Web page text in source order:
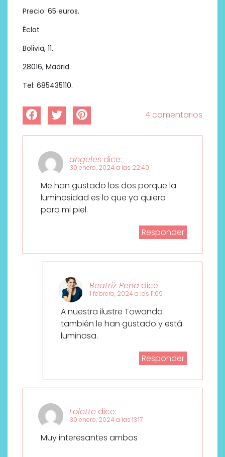
Precio: 65 euros.
Éclat
Bolivia, 11.
28016, Madrid.
Tel: 685435110.
4 comentarios
angeles dice:
30 enero, 2024 a las 22:40
Me han gustado los dos porque la
luminosidad es lo que yo quiero
para mi piel.
Responder
Beatriz Peña dice:
1 febrero, 2024 a las 11:09
A nuestra ilustre Towanda
también le han gustado y está
luminosa.
Responder
Lolette dice:
30 enero, 2024 a las 13:17
Muy interesantes ambos